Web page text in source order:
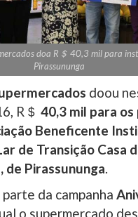
doa R＄ 40,3 mil para
Pirassununga
doou
R＄ 40,3 mil para
Beneficente
de Transição Casa
de Pirassununga
da campanha
o supermercado